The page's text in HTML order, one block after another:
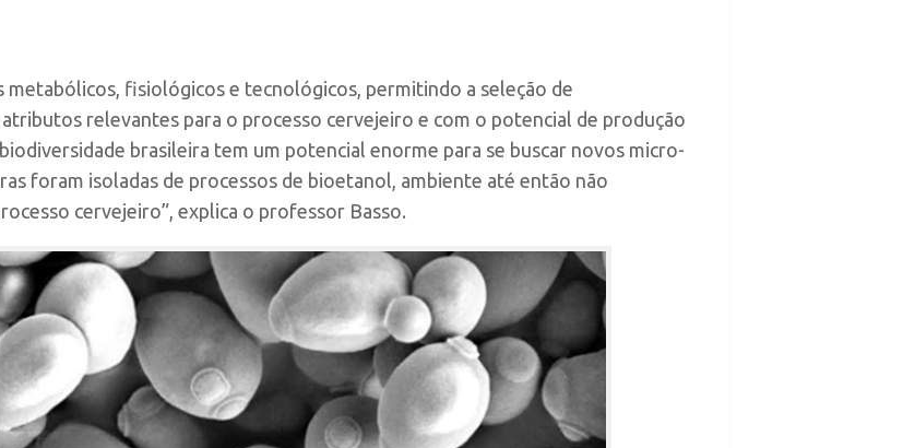
fisiológicos e tecnológicos, permitindo a seleção de
relevantes para o processo cervejeiro e com o potencial de produção
brasileira tem um potencial enorme para se buscar novos micro-
foram isoladas de processos de bioetanol, ambiente até então não
cervejeiro”, explica o professor Basso.